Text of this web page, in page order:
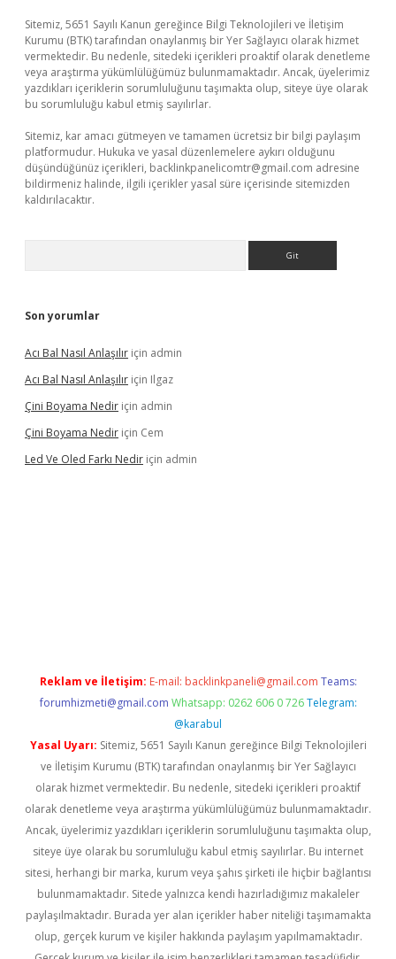
Sitemiz, 5651 Sayılı Kanun gereğince Bilgi Teknolojileri ve İletişim
Kurumu (BTK) tarafından onaylanmış bir Yer Sağlayıcı olarak hizmet
vermektedir. Bu nedenle, sitedeki içerikleri proaktif olarak denetleme
veya araştırma yükümlülüğümüz bulunmamaktadır. Ancak, üyelerimiz
yazdıkları içeriklerin sorumluluğunu taşımakta olup, siteye üye olarak
bu sorumluluğu kabul etmiş sayılırlar.
Sitemiz, kar amacı gütmeyen ve tamamen ücretsiz bir bilgi paylaşım
platformudur. Hukuka ve yasal düzenlemelere aykırı olduğunu
düşündüğünüz içerikleri, backlinkpanelicomtr@gmail.com adresine
bildirmeniz halinde, ilgili içerikler yasal süre içerisinde sitemizden
kaldırılacaktır.
Son yorumlar
Acı Bal Nasıl Anlaşılır için admin
Acı Bal Nasıl Anlaşılır için Ilgaz
Çini Boyama Nedir için admin
Çini Boyama Nedir için Cem
Led Ve Oled Farkı Nedir için admin
Reklam ve İletişim: E-mail: backlinkpaneli@gmail.com Teams:
forumhizmeti@gmail.com Whatsapp: 0262 606 0 726 Telegram:
@karabul
Yasal Uyarı: Sitemiz, 5651 Sayılı Kanun gereğince Bilgi Teknolojileri
ve İletişim Kurumu (BTK) tarafından onaylanmış bir Yer Sağlayıcı
olarak hizmet vermektedir. Bu nedenle, sitedeki içerikleri proaktif
olarak denetleme veya araştırma yükümlülüğümüz bulunmamaktadır.
Ancak, üyelerimiz yazdıkları içeriklerin sorumluluğunu taşımakta olup,
siteye üye olarak bu sorumluluğu kabul etmiş sayılırlar. Bu internet
sitesi, herhangi bir marka, kurum veya şahıs şirketi ile hiçbir bağlantısı
bulunmamaktadır. Sitede yalnızca kendi hazırladığımız makaleler
paylaşılmaktadır. Burada yer alan içerikler haber niteliği taşımamakta
olup, gerçek kurum ve kişiler hakkında paylaşım yapılmamaktadır.